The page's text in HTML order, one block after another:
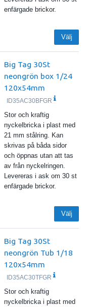
enfärgade brickor.
Välj
Big Tag 30St
neongrön box 1/24
120x54mm
ID35AC30BFGR
Stor och kraftig
nyckelbricka i plast med
21 mm stålring. Kan
skrivas på båda sidor
och öppnas utan att tas
av från nyckelringen.
Levereras i ask om 30 st
enfärgade brickor.
Välj
Big Tag 30St
neongrön Tub 1/18
120x54mm
ID35AC30TFGR
Stor och kraftig
nyckelbricka i plast med